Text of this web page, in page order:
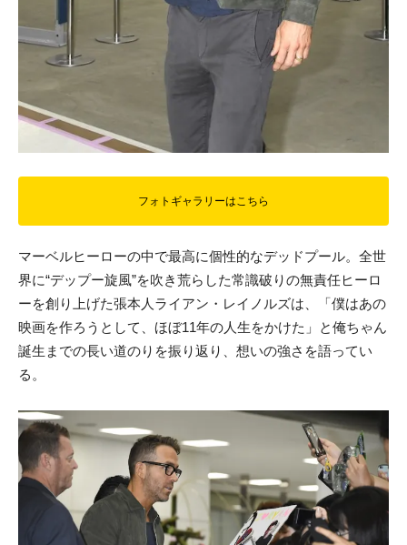
フォトギャラリーはこちら
マーベルヒーローの中で最高に個性的なデッドプール。全世
界に“デップー旋風”を吹き荒らした常識破りの無責任ヒーロ
ーを創り上げた張本人ライアン・レイノルズは、「僕はあの
映画を作ろうとして、ほぼ11年の人生をかけた」と俺ちゃん
誕生までの長い道のりを振り返り、想いの強さを語ってい
る。